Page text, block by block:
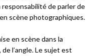
de parler de
scène photographiques.
en scène dans la
l’angle. Le sujet est